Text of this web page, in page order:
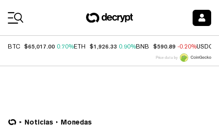
BTC $65,017.00 0.70%ETH $1,926.33 0.90%BNB $590.89 -0.20%USDC
Price data by
Noticias Monedas